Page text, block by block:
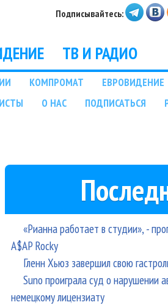
Подписывайтесь:
ТВ И РАДИО
КОМПРОМАТ ЕВРОВИДЕНИЕ
О НАС ПОДПИСАТЬСЯ
«Рианна работает в студии», -
A$AP Rocky
Гленн Хьюз завершил свою
Suno проиграла суд о нарушении
немецкому лицензиату